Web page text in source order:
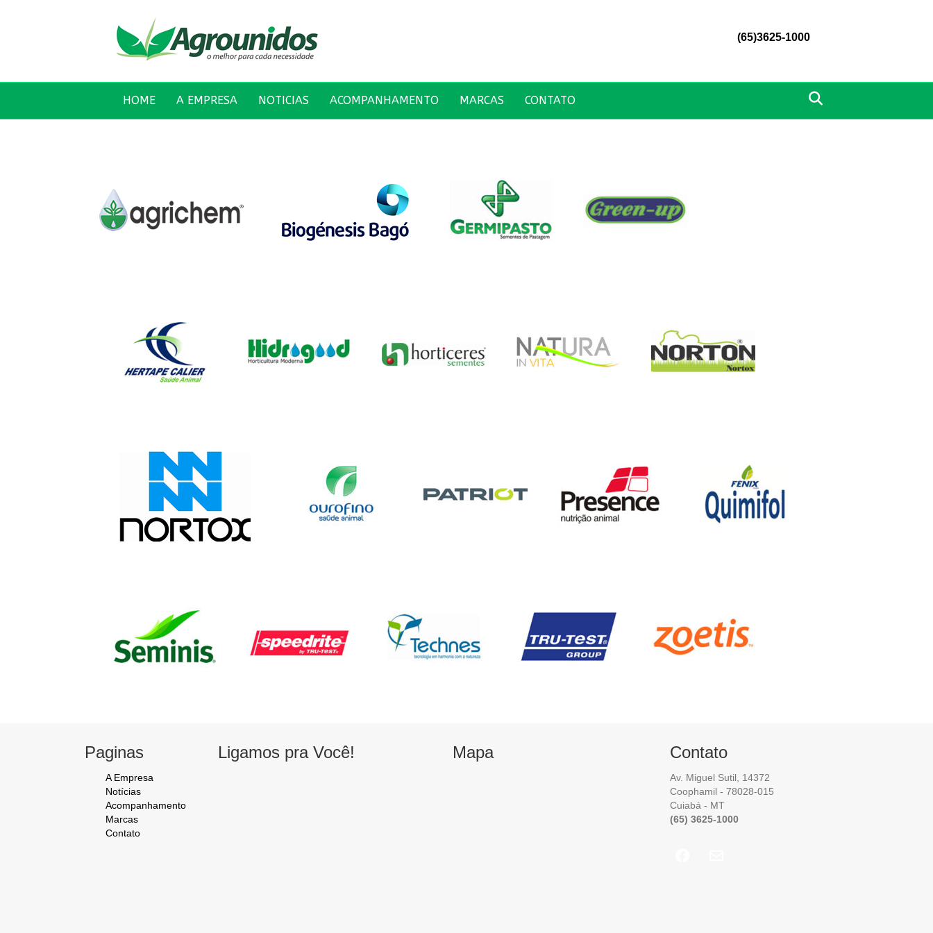
(65)3625-1000
HOME A EMPRESA NOTICIAS ACOMPANHAMENTO MARCAS CONTATO
Paginas
A Empresa
Notícias
Acompanhamento
Marcas
Contato
Ligamos pra Você! Mapa Contato
Av. Miguel Sutil, 14372
Coophamil - 78028-015
Cuiabá - MT
(65) 3625-1000